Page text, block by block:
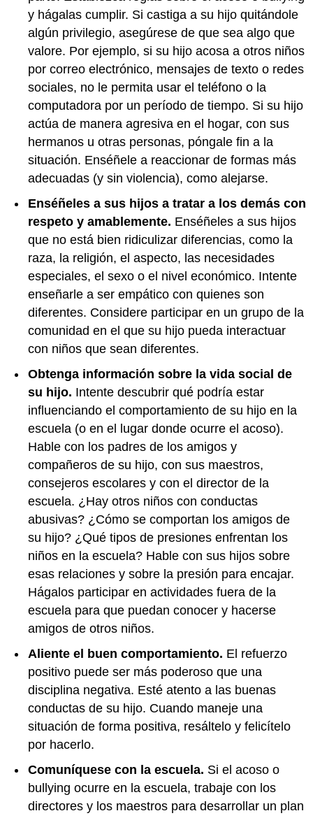
y hágalas cumplir. Si castiga a su hijo quitándole
algún privilegio, asegúrese de que sea algo que
valore. Por ejemplo, si su hijo acosa a otros niños
por correo electrónico, mensajes de texto o redes
sociales, no le permita usar el teléfono o la
computadora por un período de tiempo. Si su hijo
actúa de manera agresiva en el hogar, con sus
hermanos u otras personas, póngale fin a la
situación. Enséñele a reaccionar de formas más
adecuadas (y sin violencia), como alejarse.
Enséñeles a sus hijos a tratar a los demás con
respeto y amablemente. Enséñeles a sus hijos
que no está bien ridiculizar diferencias, como la
raza, la religión, el aspecto, las necesidades
especiales, el sexo o el nivel económico. Intente
enseñarle a ser empático con quienes son
diferentes. Considere participar en un grupo de la
comunidad en el que su hijo pueda interactuar
con niños que sean diferentes.
Obtenga información sobre la vida social de
su hijo. Intente descubrir qué podría estar
influenciando el comportamiento de su hijo en la
escuela (o en el lugar donde ocurre el acoso).
Hable con los padres de los amigos y
compañeros de su hijo, con sus maestros,
consejeros escolares y con el director de la
escuela. ¿Hay otros niños con conductas
abusivas? ¿Cómo se comportan los amigos de
su hijo? ¿Qué tipos de presiones enfrentan los
niños en la escuela? Hable con sus hijos sobre
esas relaciones y sobre la presión para encajar.
Hágalos participar en actividades fuera de la
escuela para que puedan conocer y hacerse
amigos de otros niños.
Aliente el buen comportamiento. El refuerzo
positivo puede ser más poderoso que una
disciplina negativa. Esté atento a las buenas
conductas de su hijo. Cuando maneje una
situación de forma positiva, resáltelo y felicítelo
por hacerlo.
Comuníquese con la escuela. Si el acoso o
bullying ocurre en la escuela, trabaje con los
directores y los maestros para desarrollar un plan